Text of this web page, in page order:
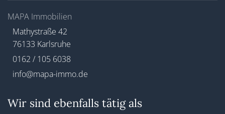
MAPA Immobilien
Mathystraße 42
76133 Karlsruhe
0162 / 105 6038
info@mapa-immo.de
Wir sind ebenfalls tätig als